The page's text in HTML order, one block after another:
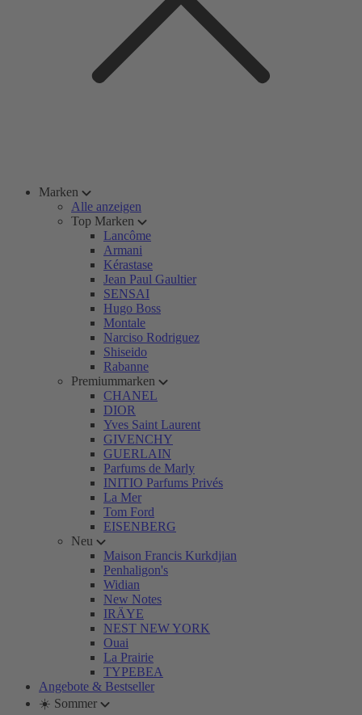
Marken
Alle anzeigen
Top Marken
Lancôme
Armani
Kérastase
Jean Paul Gaultier
SENSAI
Hugo Boss
Montale
Narciso Rodriguez
Shiseido
Rabanne
Premiummarken
CHANEL
DIOR
Yves Saint Laurent
GIVENCHY
GUERLAIN
Parfums de Marly
INITIO Parfums Privés
La Mer
Tom Ford
EISENBERG
Neu
Maison Francis Kurkdjian
Penhaligon's
Widian
New Notes
IRÄYE
NEST NEW YORK
Ouai
La Prairie
TYPEBEA
Angebote & Bestseller
☀️ Sommer